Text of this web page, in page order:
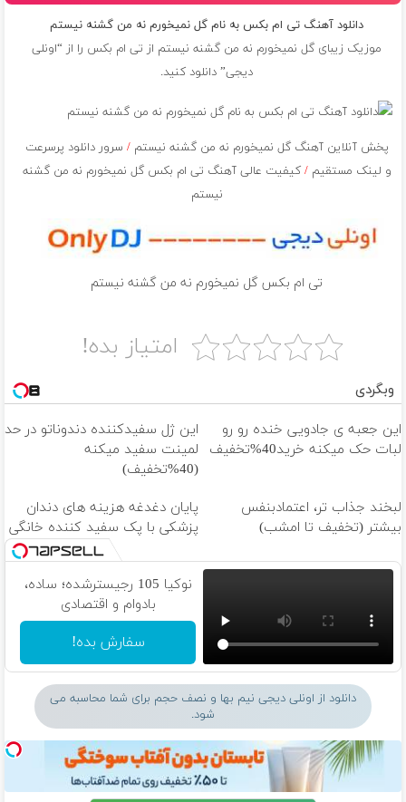
دانلود آهنگ تی ام بکس به نام گل نمیخورم نه من گشنه نیستم
موزیک زیبای گل نمیخورم نه من گشنه نیستم از تی ام بکس را از “اونلی
دیجی” دانلود کنید.
پخش آنلاین آهنگ گل نمیخورم نه من گشنه نیستم/ سرور دانلود پرسرعت
و لینک مستقیم/ کیفیت عالی آهنگ تی ام بکس گل نمیخورم نه من گشنه
نیستم
تی ام بکس گل نمیخورم نه من گشنه نیستم
امتیاز بده!
وبگردی
این جعبه ی جادویی خنده رو رو
لبات حک میکنه خرید40%تخفیف
این ژل سفیدکننده دندوناتو در حد
لمینت سفید میکنه
(40%تخفیف)
لبخند جذاب تر، اعتمادبنفس
بیشتر (تخفیف تا امشب)
پایان دغدغه هزینه های دندان
پزشکی با پک سفید کننده خانگی
نوکیا 105 رجیسترشده؛ ساده،
بادوام و اقتصادی
سفارش بده!
دانلود از اونلی دیجی نیم بها و نصف حجم برای شما محاسبه می
شود.